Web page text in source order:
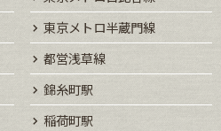
東京メトロ半蔵門線
都営浅草線
錦糸町駅
稲荷町駅